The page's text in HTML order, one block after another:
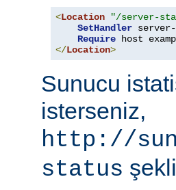
<Location "/server-
SetHandler
Require host
</Location>
Sunucu
isterseniz,
http://
status